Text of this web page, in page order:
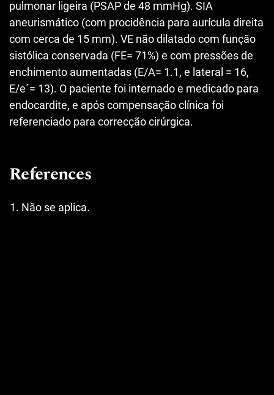
pulmonar ligeira (PSAP de 48 mmHg). SIA
aneurismático (com procidência para aurícula direita
com cerca de 15 mm). VE não dilatado com função
sistólica conservada (FE= 71%) e com pressões de
enchimento aumentadas (E/A= 1.1, e lateral = 16,
E/e´= 13). O paciente foi internado e medicado para
endocardite, e após compensação clínica foi
referenciado para correcção cirúrgica.
References
Não se aplica.